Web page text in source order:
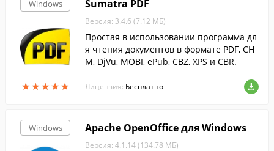
Windows
★★★★★
★★★★★
Sumatra PDF
Версия: 3.4.6 (7.12 МБ)
Простая в использовании программа дл
я чтения документов в формате PDF, CH
M, DjVu, MOBI, ePub, CBZ, XPS и CBR.
Лицензия: Бесплатно
Windows Apache OpenOffice для Windows
Версия: 4.1.14 (134.78 МБ)